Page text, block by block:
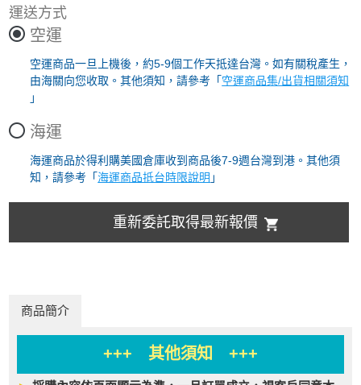
運送方式
空運
空運商品一旦上機後，約5-9個工作天抵達台灣。如有關稅產生，
由海關向您收取。其他須知，請參考「 空運商品集/出貨相關須知
」
海運
海運商品於得利購美國倉庫收到商品後7-9週台灣到港。其他須
知，請參考「海運商品抵台時限說明 」
重新委託取得最新報價
商品簡介
+++ 其他須知 +++